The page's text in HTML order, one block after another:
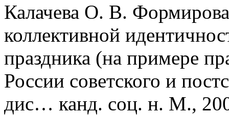
Калачева О. В.
коллективной
праздника (на примере
России советского и
дис… канд. соц. н. М.,